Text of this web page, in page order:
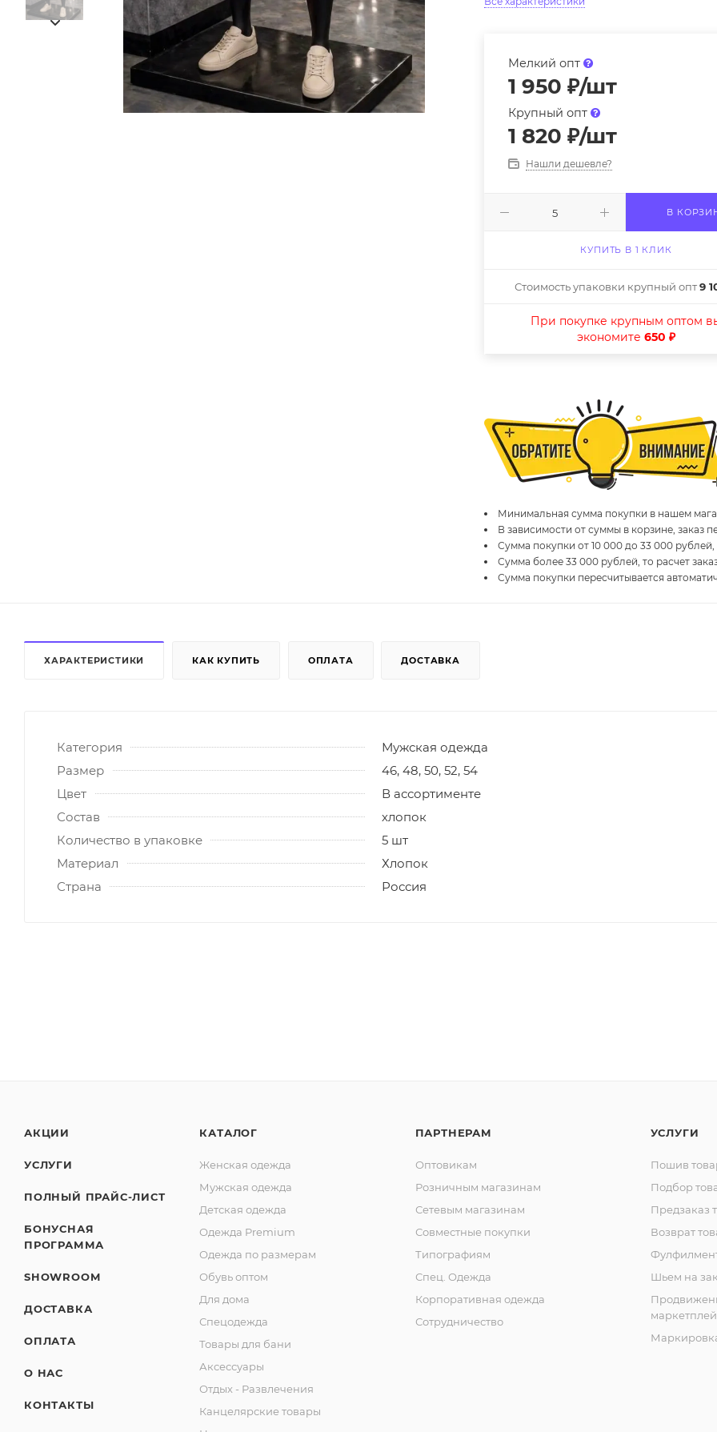
Мелкий опт
1 950 ₽/шт
Крупный опт
1 820 ₽/шт
Нашли дешевле?
В
КУПИТЬ В 1 КЛИК
Стоимость упаковки крупный опт9
При покупке крупным оптом
экономите 650 ₽
Минимальная сумма покупки в нашем
В зависимости от суммы в корзине, заказ
Сумма покупки от 10 000 до 33 000 рублей,
Сумма более 33 000 рублей, то расчет
Сумма покупки пересчитывается
ХАРАКТЕРИСТИКИ КАК КУПИТЬ ОПЛАТА ДОСТАВКА
Категория
Мужская одежда
Размер
46, 48, 50, 52, 54
Цвет
В ассортименте
Состав
хлопок
Количество в упаковке
5 шт
Материал
Хлопок
Страна
Россия
АКЦИИ
УСЛУГИ
ПОЛНЫЙ ПРАЙС-ЛИСТ
БОНУСНАЯ
ПРОГРАММА
SHOWROOM
ДОСТАВКА
ОПЛАТА
О НАС
КОНТАКТЫ
КАТАЛОГ
Женская одежда
Мужская одежда
Детская одежда
Одежда Premium
Одежда по размерам
Обувь оптом
Для дома
Спецодежда
Товары для бани
Аксессуары
Отдых - Развлечения
Канцелярские товары
ПАРТНЕРАМ
Оптовикам
Розничным магазинам
Сетевым магазинам
Совместные покупки
Типографиям
Спец. Одежда
Корпоративная одежда
Сотрудничество
УСЛУГИ
Пошив
Подбор
Предзаказ
Возврат
Шьем на